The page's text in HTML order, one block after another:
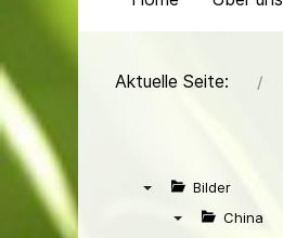
Aktuelle Seite:
Bilder
China